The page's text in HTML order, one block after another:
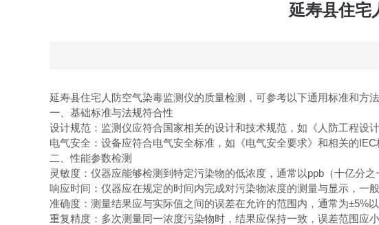
延寿县住宅
延寿县住宅人防空气染毒监测仪的质量检测，可参考以下通用标准和方
一、基础标准与法规符合性
设计规范：监测仪应符合国家相关的设计和技术规范，如《人防工程设
电气安全：设备应符合电气安全标准，如《电气安全要求》和相关的
二、性能参数检测
灵敏度：仪器应能够检测到特定污染物的低浓度，通常以ppb（十亿分
响应时间：仪器应在规定的时间内完成对污染物浓度的测量与显示，一
准确度：测量结果应与实际值之间的误差在允许的范围内，通常为±5%
重复精度：多次测量同一浓度污染物时，结果应保持一致，误差范围应